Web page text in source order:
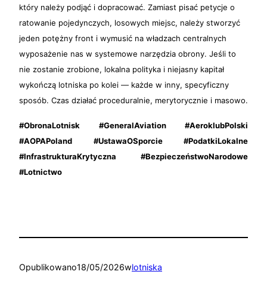
który należy podjąć i dopracować. Zamiast pisać petycje o
ratowanie pojedynczych, losowych miejsc, należy stworzyć
jeden potężny front i wymusić na władzach centralnych
wyposażenie nas w systemowe narzędzia obrony. Jeśli to
nie zostanie zrobione, lokalna polityka i niejasny kapitał
wykończą lotniska po kolei — każde w inny, specyficzny
sposób. Czas działać proceduralnie, merytorycznie i masowo.
#ObronaLotnisk #GeneralAviation #AeroklubPolski
#AOPAPoland #UstawaOSporcie #PodatkiLokalne
#InfrastrukturaKrytyczna #BezpieczeństwoNarodowe
#Lotnictwo
Opublikowano18/05/2026wlotniska